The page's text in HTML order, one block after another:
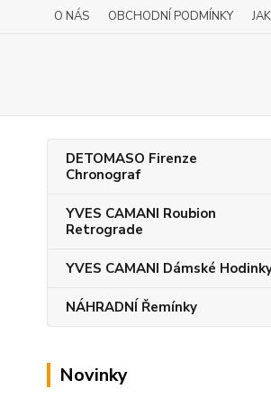
O NÁS OBCHODNÍ PODMÍNKY
DETOMASO Firenze
Chronograf
YVES CAMANI Roubion
Retrograde
YVES CAMANI Dámské
NÁHRADNÍ Řemínky
Novinky